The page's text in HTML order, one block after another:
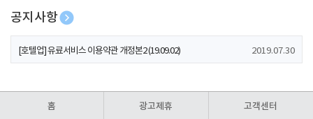
공지사항
[호텔업] 개인정보 처리방침 개정본1 (19.09.02)
[호텔업] 유료서비스 이용약관 개정본2 (19.09.02) 2019.07.30
홈 광고제휴 고객센터